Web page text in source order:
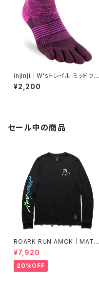
injinji｜W'sトレイル ミッドウェ
イト ミニクルー（ヴァイオレット）
¥2,200
セール中の商品
ROARK RUN AMOK｜MATHI
S LS col.BLACK FJORD
¥7,920
20%OFF